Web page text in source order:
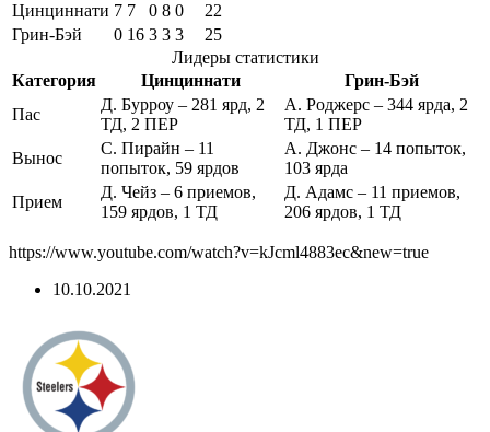
Цинциннати 7 7 0 8 0
22
Грин-Бэй
0 16 3 3 3
25
Лидеры статистики
Категория
Цинциннати
Грин-Бэй
Пас
Д. Бурроу – 281 ярд, 2
ТД, 2 ПЕР
А. Роджерс – 344 ярда, 2
ТД, 1 ПЕР
Вынос
С. Пирайн – 11
попыток, 59 ярдов
А. Джонс – 14 попыток,
103 ярда
Прием
Д. Чейз – 6 приемов,
159 ярдов, 1 ТД
Д. Адамс – 11 приемов,
206 ярдов, 1 ТД
https://www.youtube.com/watch?v=kJcml4883ec&new=true
10.10.2021